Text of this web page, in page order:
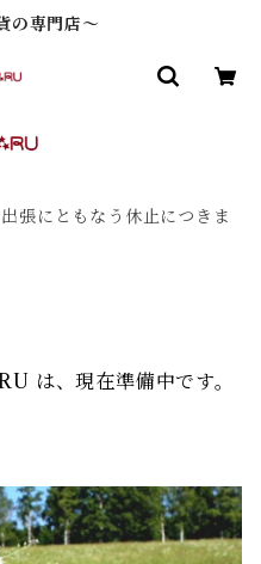
の専門店～
張にともなう休止につきま
は、現在準備中です。